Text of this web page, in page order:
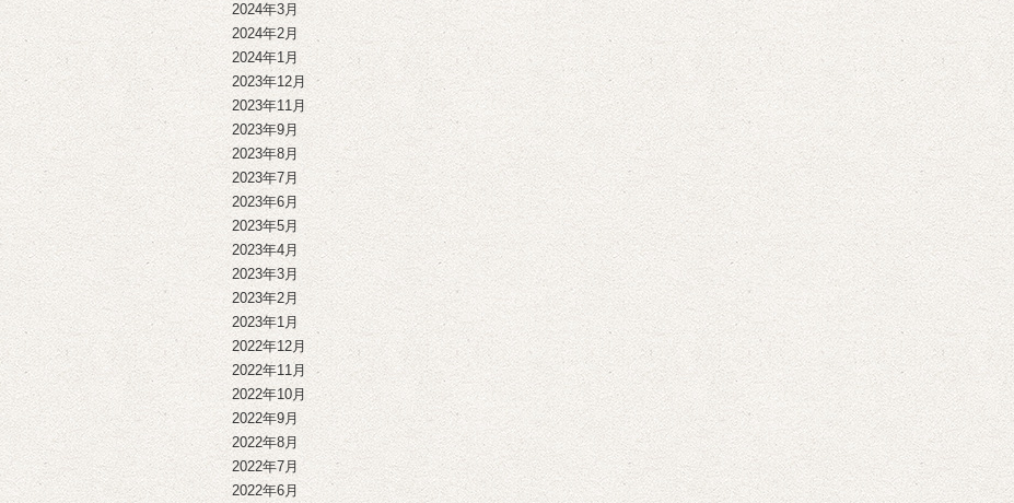
2024年3月
2024年2月
2024年1月
2023年12月
2023年11月
2023年9月
2023年8月
2023年7月
2023年6月
2023年5月
2023年4月
2023年3月
2023年2月
2023年1月
2022年12月
2022年11月
2022年10月
2022年9月
2022年8月
2022年7月
2022年6月